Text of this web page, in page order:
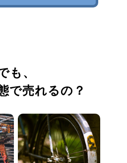
も、
で売れるの？